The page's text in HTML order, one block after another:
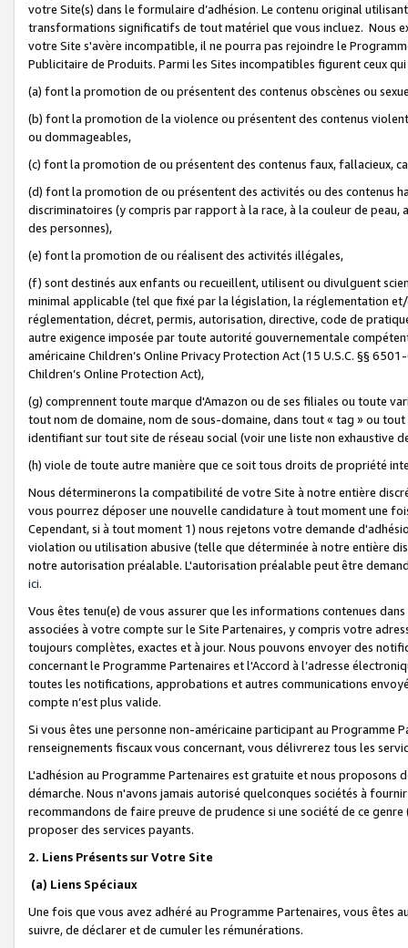
votre Site(s) dans le formulaire d’adhésion. Le contenu original
transformations significatifs de tout matériel que vous incluez. Nous
votre Site s'avère incompatible, il ne pourra pas rejoindre le
Publicitaire de Produits. Parmi les Sites incompatibles figurent ceux
(a) font la promotion de ou présentent des contenus obscènes ou
(b) font la promotion de la violence ou présentent des contenus
ou dommageables,
(c) font la promotion de ou présentent des contenus faux, fallacieux,
(d) font la promotion de ou présentent des activités ou des contenus
discriminatoires (y compris par rapport à la race, à la couleur de
des personnes),
(e) font la promotion de ou réalisent des activités illégales,
(f) sont destinés aux enfants ou recueillent, utilisent ou divulguent
minimal applicable (tel que fixé par la législation, la réglementation
réglementation, décret, permis, autorisation, directive, code de
autre exigence imposée par toute autorité gouvernementale
américaine Children’s Online Privacy Protection Act (15 U.S.C. §§
Children’s Online Protection Act),
(g) comprennent toute marque d'Amazon ou de ses filiales ou toute
tout nom de domaine, nom de sous-domaine, dans tout « tag » ou
identifiant sur tout site de réseau social (voir une liste non exhaustive
(h) viole de toute autre manière que ce soit tous droits de propriété
Nous déterminerons la compatibilité de votre Site à notre entière
vous pourrez déposer une nouvelle candidature à tout moment une
Cependant, si à tout moment 1) nous rejetons votre demande
violation ou utilisation abusive (telle que déterminée à notre entière
notre autorisation préalable. L'autorisation préalable peut être
ici.
Vous êtes tenu(e) de vous assurer que les informations contenues
associées à votre compte sur le Site Partenaires, y compris votre
toujours complètes, exactes et à jour. Nous pouvons envoyer des
concernant le Programme Partenaires et l'Accord à l’adresse
toutes les notifications, approbations et autres communications
compte n’est plus valide.
Si vous êtes une personne non-américaine participant au
renseignements fiscaux vous concernant, vous délivrerez tous les
L'adhésion au Programme Partenaires est gratuite et nous proposons
démarche. Nous n'avons jamais autorisé quelconques sociétés à
recommandons de faire preuve de prudence si une société de ce
proposer des services payants.
2. Liens Présents sur Votre Site
(a) Liens Spéciaux
Une fois que vous avez adhéré au Programme Partenaires, vous êtes
suivre, de déclarer et de cumuler les rémunérations.